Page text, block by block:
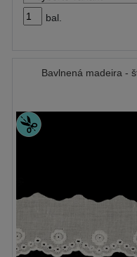
bal.
Bavlnená madeira -